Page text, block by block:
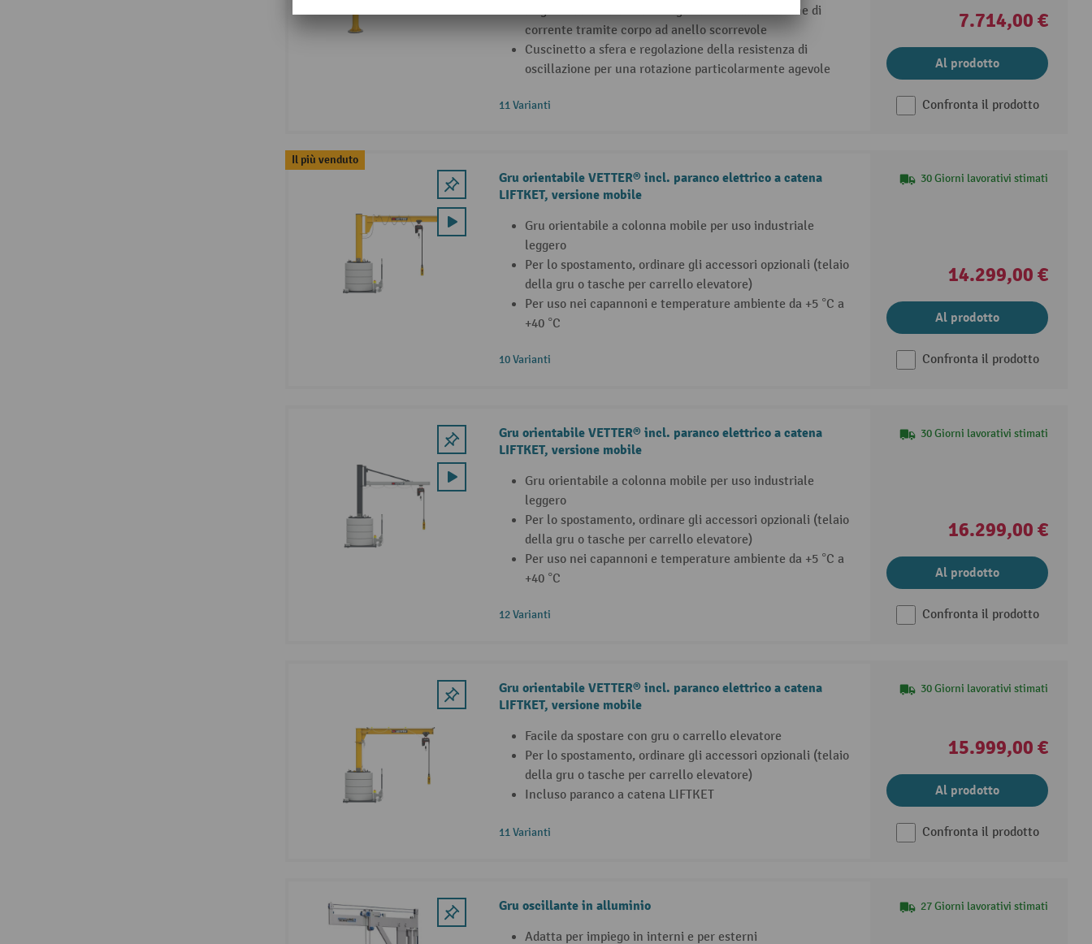
Angolo di rotazione di 360° grazie all'alimentazione di
corrente tramite corpo ad anello scorrevole
Cuscinetto a sfera e regolazione della resistenza di
oscillazione per una rotazione particolarmente agevole
11 Varianti
7.714,00 €
Al prodotto
Confronta il prodotto
Il più venduto
Gru orientabile VETTER® incl. paranco elettrico a catena
LIFTKET, versione mobile
Gru orientabile a colonna mobile per uso industriale
leggero
Per lo spostamento, ordinare gli accessori opzionali (telaio
della gru o tasche per carrello elevatore)
Per uso nei capannoni e temperature ambiente da +5 °C a
+40 °C
10 Varianti
30 Giorni lavorativi stimati
14.299,00 €
Al prodotto
Confronta il prodotto
Gru orientabile VETTER® incl. paranco elettrico a catena
LIFTKET, versione mobile
Gru orientabile a colonna mobile per uso industriale
leggero
Per lo spostamento, ordinare gli accessori opzionali (telaio
della gru o tasche per carrello elevatore)
Per uso nei capannoni e temperature ambiente da +5 °C a
+40 °C
12 Varianti
30 Giorni lavorativi stimati
16.299,00 €
Al prodotto
Confronta il prodotto
Gru orientabile VETTER® incl. paranco elettrico a catena
LIFTKET, versione mobile
Facile da spostare con gru o carrello elevatore
Per lo spostamento, ordinare gli accessori opzionali (telaio
della gru o tasche per carrello elevatore)
Incluso paranco a catena LIFTKET
11 Varianti
30 Giorni lavorativi stimati
15.999,00 €
Al prodotto
Confronta il prodotto
Gru oscillante in alluminio
Adatta per impiego in interni e per esterni
27 Giorni lavorativi stimati